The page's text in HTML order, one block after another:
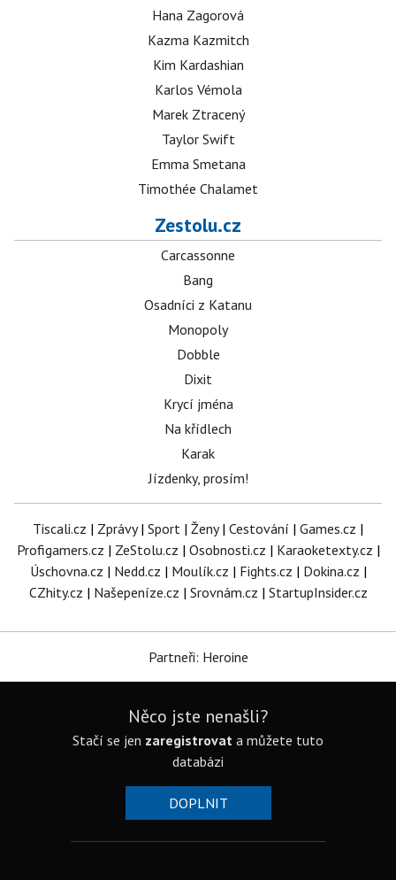
Hana Zagorová
Kazma Kazmitch
Kim Kardashian
Karlos Vémola
Marek Ztracený
Taylor Swift
Emma Smetana
Timothée Chalamet
Zestolu.cz
Carcassonne
Bang
Osadníci z Katanu
Monopoly
Dobble
Dixit
Krycí jména
Na křídlech
Karak
Jízdenky, prosím!
Tiscali.cz | Zprávy| Sport | Ženy| Cestování | Games.cz |
Profigamers.cz | ZeStolu.cz | Osobnosti.cz | Karaoketexty.cz |
Úschovna.cz | Nedd.cz | Moulík.cz | Fights.cz | Dokina.cz |
CZhity.cz | Našepeníze.cz | Srovnám.cz | StartupInsider.cz
Partneři: Heroine
Něco jste nenašli?
Stačí se jen zaregistrovat a můžete tuto
databázi
DOPLNIT